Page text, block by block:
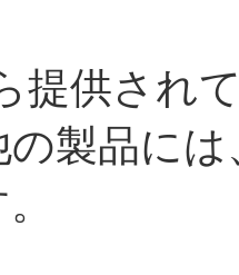
提供され
製品に